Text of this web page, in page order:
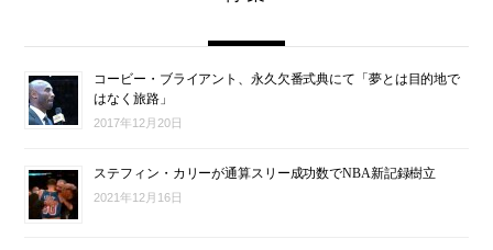
コービー・ブライアント、永久欠番式典にて「夢とは目的地で
はなく旅路」
2017年12月20日
ステフィン・カリーが通算スリー成功数でNBA新記録樹立
2021年12月16日